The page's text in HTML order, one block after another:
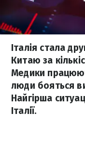
Італія стала
Китаю за
Медики
люди бояться
Найгірша
Італії.